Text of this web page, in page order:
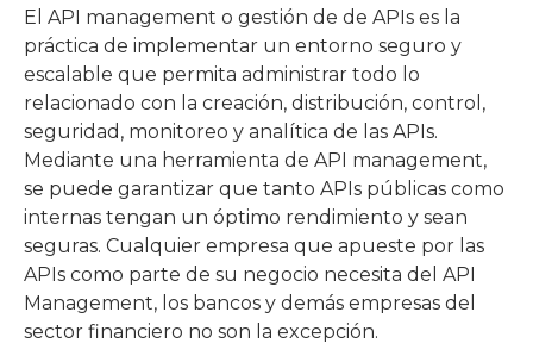
El API management o gestión de de APIs es la
práctica de implementar un entorno seguro y
escalable que permita administrar todo lo
relacionado con la creación, distribución, control,
seguridad, monitoreo y analítica de las APIs.
Mediante una herramienta de API management,
se puede garantizar que tanto APIs públicas como
internas tengan un óptimo rendimiento y sean
seguras. Cualquier empresa que apueste por las
APIs como parte de su negocio necesita del API
Management, los bancos y demás empresas del
sector financiero no son la excepción.